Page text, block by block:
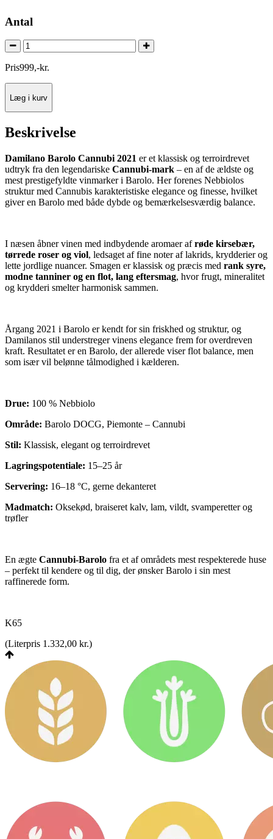
Antal
Pris999,-kr.
Læg i kurv
Beskrivelse
Damilano Barolo Cannubi 2021 er et klassisk og terroirdrevet
udtryk fra den legendariske Cannubi-mark – en af de ældste og
mest prestigefyldte vinmarker i Barolo. Her forenes Nebbiolos
struktur med Cannubis karakteristiske elegance og finesse, hvilket
giver en Barolo med både dybde og bemærkelsesværdig balance.
I næsen åbner vinen med indbydende aromaer afrøde kirsebær,
tørrede roser og viol, ledsaget af fine noter af lakrids, krydderier og
lette jordlige nuancer. Smagen er klassisk og præcis med rank syre,
modne tanniner og en flot, lang eftersmag, hvor frugt, mineralitet
og krydderi smelter harmonisk sammen.
Årgang 2021 i Barolo er kendt for sin friskhed og struktur, og
Damilanos stil understreger vinens elegance frem for overdreven
kraft. Resultatet er en Barolo, der allerede viser flot balance, men
som især vil belønne tålmodighed i kælderen.
Drue: 100 % Nebbiolo
Område: Barolo DOCG, Piemonte – Cannubi
Stil: Klassisk, elegant og terroirdrevet
Lagringspotentiale: 15–25 år
Servering: 16–18 °C, gerne dekanteret
Madmatch: Oksekød, braiseret kalv, lam, vildt, svamperetter og
trøfler
En ægte Cannubi-Barolo fra et af områdets mest respekterede huse
– perfekt til kendere og til dig, der ønsker Barolo i sin mest
raffinerede form.
K65
(Literpris 1.332,00 kr.)